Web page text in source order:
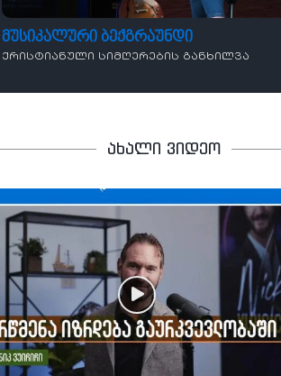
მუსიკალური ბექგრაუნდი
ქრისტიანული სიმღერების განხილვა
ახალი ვიდეო